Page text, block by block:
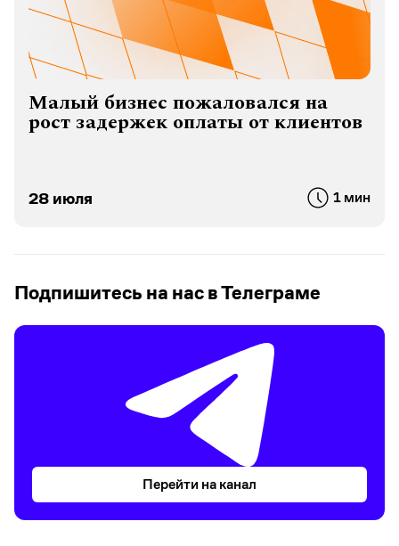
Малый бизнес пожаловался на
рост задержек оплаты от клиентов
28 июля 1 мин
Подпишитесь на нас в Телеграме
Перейти на канал